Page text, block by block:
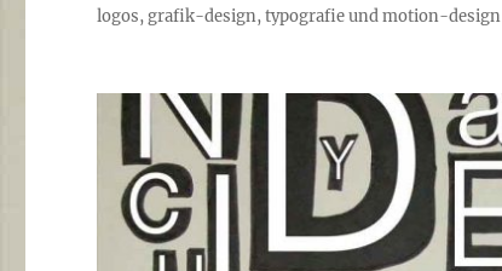
logos, grafik-design, typografie und motion-design